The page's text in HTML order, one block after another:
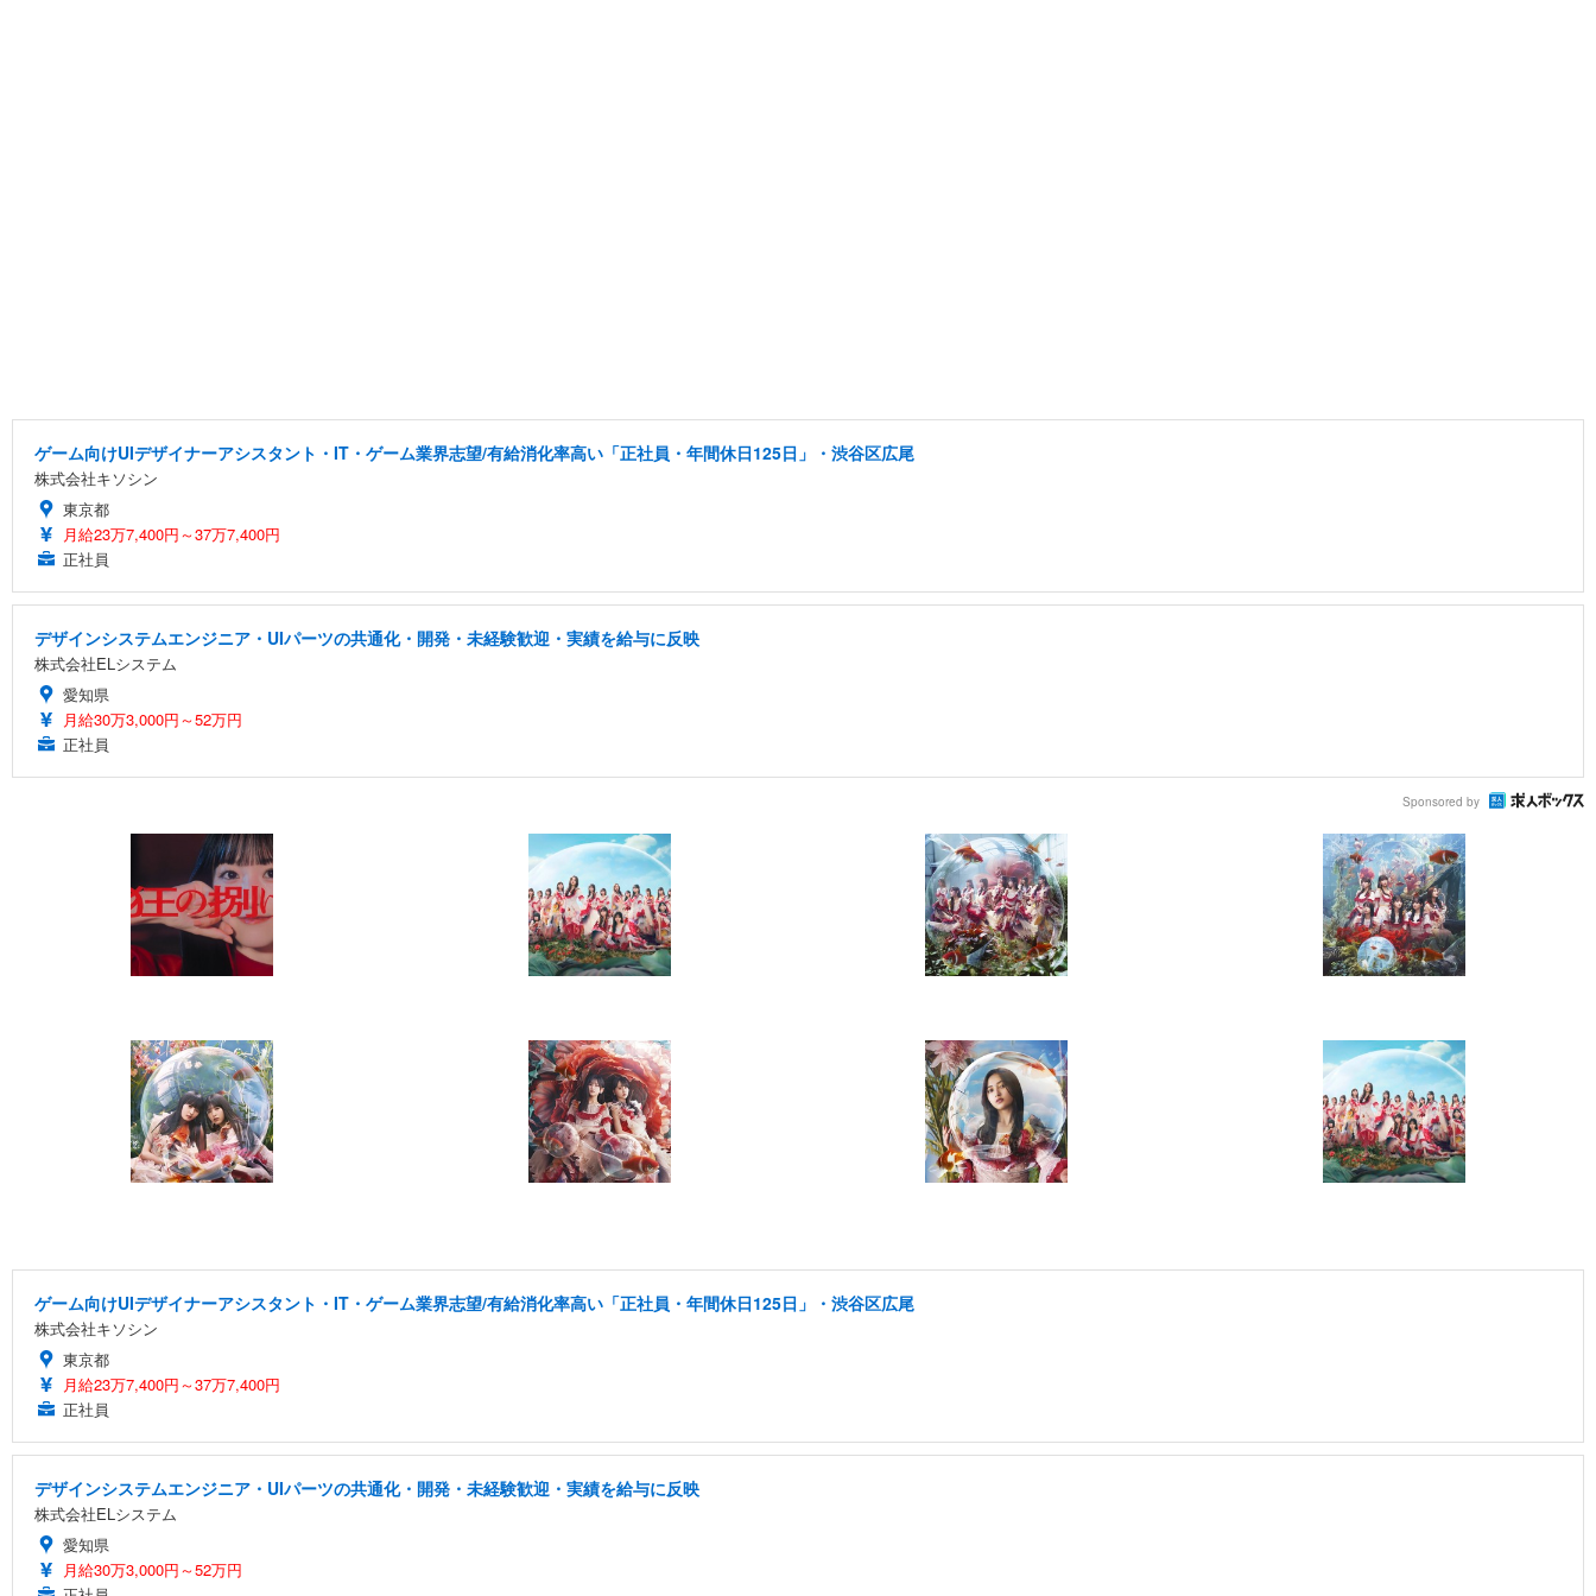
ゲーム向けUIデザイナーアシスタント・IT・ゲーム業界志望/有給消化率高い「正社員・年間休日125日」・渋谷区広尾
株式会社キソシン
東京都
月給23万7,400円～37万7,400円
正社員
デザインシステムエンジニア・UIパーツの共通化・開発・未経験歓迎・実績を給与に反映
株式会社ELシステム
愛知県
月給30万3,000円～52万円
正社員
Sponsored by
ゲーム向けUIデザイナーアシスタント・IT・ゲーム業界志望/有給消化率高い「正社員・年間休日125日」・渋谷区広尾
株式会社キソシン
東京都
月給23万7,400円～37万7,400円
正社員
デザインシステムエンジニア・UIパーツの共通化・開発・未経験歓迎・実績を給与に反映
株式会社ELシステム
愛知県
月給30万3,000円～52万円